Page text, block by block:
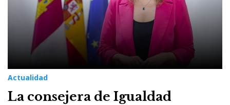
Actualidad
La consejera de Igualdad